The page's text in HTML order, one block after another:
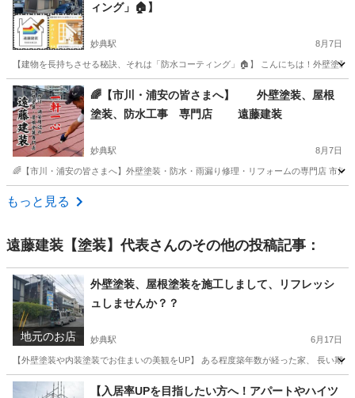
ィング」🏠】
妙典駅 8月7日
【建物を長持ちさせる秘訣、それは「防水コーティング」🏠】 こんにちは！外壁塗
千葉 市川市 妙典駅 その他 建物
🌈【市川・浦安の皆さまへ】 外壁塗装、屋根
塗装、防水工事 専門店 遠藤建装
妙典駅 8月7日
🌈【市川・浦安の皆さまへ】外壁塗装・防水・雨漏り修理・リフォームの専門店 市
千葉 市川市
もっと見る
遠藤建装【塗装】代表さんのその他の投稿記事：
地元のお店
外壁塗装、屋根塗装を施工しまして、リフレッシ
ュしませんか？？
妙典駅 6月17日
【外壁塗装や内装塗装でお住まいの美観をUP】 ある程度築年数が経った家、 長い
千葉 市川市 妙典駅 その他 外壁塗装
【入居率UPを目指したい方へ！アパートやハイツ